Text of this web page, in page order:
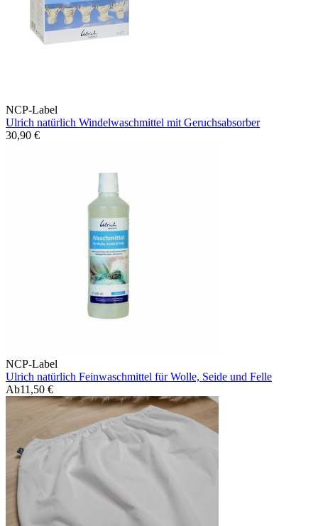
NCP-Label
Ulrich natürlich Windelwaschmittel mit Geruchsabsorber
30,90 €
NCP-Label
Ulrich natürlich Feinwaschmittel für Wolle, Seide und Felle
Ab11,50 €